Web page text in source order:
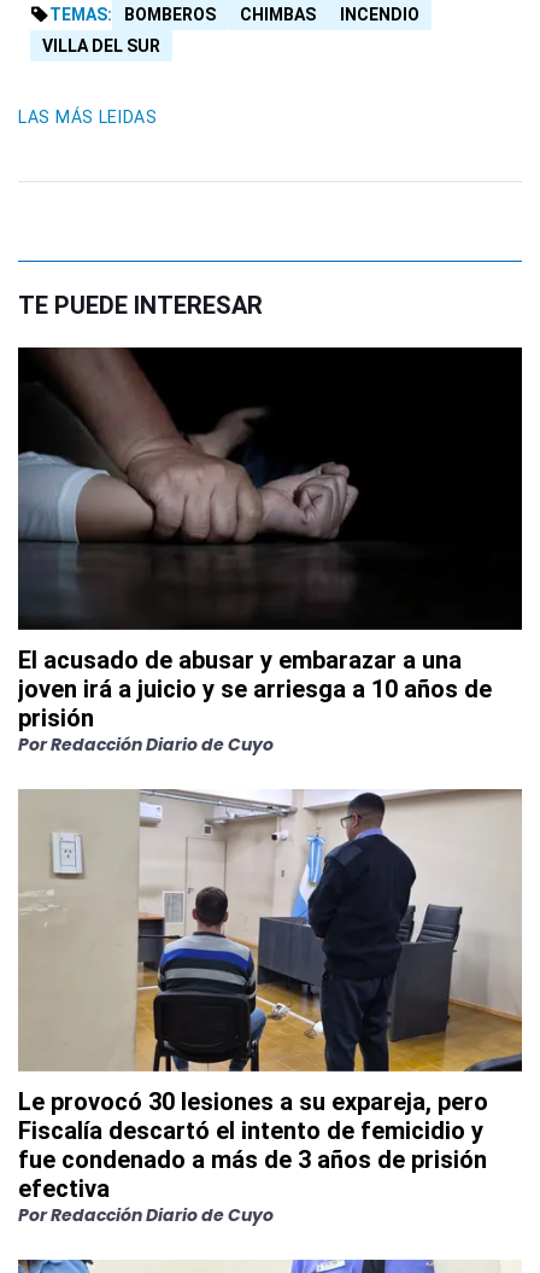
TEMAS: BOMBEROS CHIMBAS
INCENDIO
VILLA DEL SUR
LAS MÁS LEIDAS
TE PUEDE INTERESAR
El acusado de abusar y embarazar a una
joven irá a juicio y se arriesga a 10 años de
prisión
PorRedacción Diario de Cuyo
Le provocó 30 lesiones a su expareja, pero
Fiscalía descartó el intento de femicidio y
fue condenado a más de 3 años de prisión
efectiva
PorRedacción Diario de Cuyo